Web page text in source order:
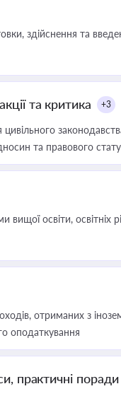
здійснення та
та критика +3
та правового
освіти, освітніх
отриманих з
оподаткування
практичні поради